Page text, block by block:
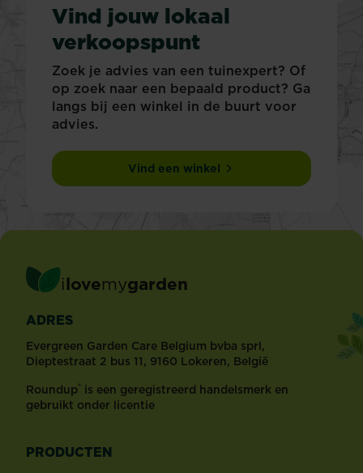
Vind jouw lokaal
verkoopspunt
Zoek je advies van een tuinexpert? Of
op zoek naar een bepaald product? Ga
langs bij een winkel in de buurt voor
advies.
Vind een winkel
ilovemygarden
ADRES
Evergreen Garden Care Belgium bvba sprl,
Dieptestraat 2 bus 11, 9160 Lokeren, België
Roundup® is een geregistreerd handelsmerk en
gebruikt onder licentie
PRODUCTEN